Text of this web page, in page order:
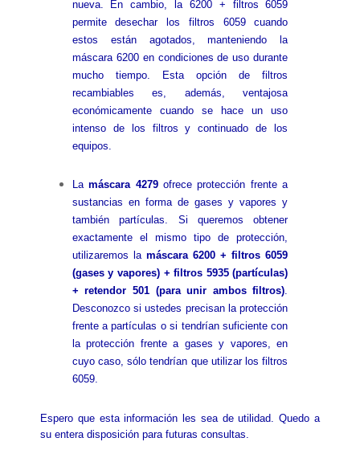
nueva. En cambio, la 6200 + filtros 6059
permite desechar los filtros 6059 cuando
estos están agotados, manteniendo la
máscara 6200 en condiciones de uso durante
mucho tiempo. Esta opción de filtros
recambiables es, además, ventajosa
económicamente cuando se hace un uso
intenso de los filtros y continuado de los
equipos.
Lamáscara 4279ofrece protección frente a
sustancias en forma de gases y vapores y
también partículas. Si queremos obtener
exactamente el mismo tipo de protección,
utilizaremos la máscara 6200 + filtros 6059
(gases y vapores) + filtros 5935 (partículas)
+ retendor 501 (para unir ambos filtros)
Desconozco si ustedes precisan la protección
frente a partículas o si tendrían suficiente con
la protección frente a gases y vapores, en
cuyo caso, sólo tendrían que utilizar los filtros
6059.
Espero que esta información les sea de utilidad. Quedo a
su entera disposición para futuras consultas.